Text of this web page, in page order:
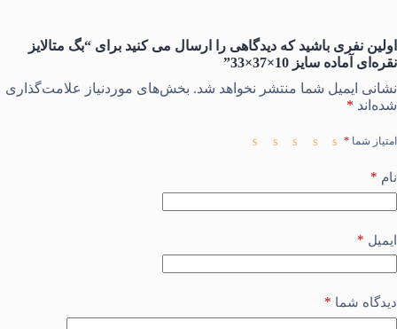
اولین نفری باشید که دیدگاهی را ارسال می کنید برای “بگ متالایز
نقره‌ای آماده سایز 10×37×33”
نشانی ایمیل شما منتشر نخواهد شد. بخش‌های موردنیاز علامت‌گذاری
شده‌اند *
امتیاز شما *
نام *
ایمیل *
دیدگاه شما *